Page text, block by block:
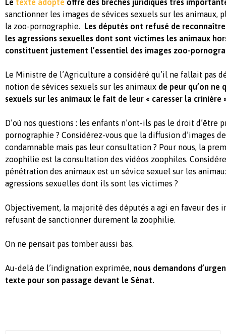
Le texte adopté offre des brèches juridiques très
sanctionner les images de sévices sexuels sur les animaux,
la zoo-pornographie. Les députés ont refusé de
les agressions sexuelles dont sont victimes les animaux
constituent justement l’essentiel des images zoo-
Le Ministre de l’Agriculture a considéré qu’il ne fallait pas
notion de sévices sexuels sur les animaux de peur qu’on ne
sexuels sur les animaux le fait de leur « caresser la crinière
D’où nos questions : les enfants n’ont-ils pas le droit d’être
pornographie ? Considérez-vous que la diffusion d’images
condamnable mais pas leur consultation ? Pour nous, la
zoophilie est la consultation des vidéos zoophiles.
pénétration des animaux est un sévice sexuel sur les
agressions sexuelles dont ils sont les victimes ?
Objectivement, la majorité des députés a agi en faveur des
refusant de sanctionner durement la zoophilie.
On ne pensait pas tomber aussi bas.
Au-delà de l’indignation exprimée, nous demandons
texte pour son passage devant le Sénat.